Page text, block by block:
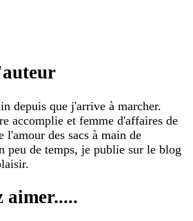
depuis que j'arrive à marcher.
accomplie et femme d'affaires de
l'amour des sacs à main de
peu de temps, je publie sur le blog
aimer.....